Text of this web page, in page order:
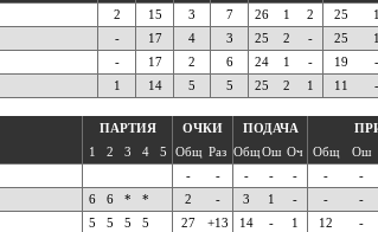
2 15 3 7 26 1 2 25 1
- 17 4 3 25 2 - 25 1
- 17 2 6 24 1 - 19 -
1 14 5 5 25 2 1 11 -
ПАРТИЯ ОЧКИ ПОДАЧА
1
2 3 4 5 Общ Раз ОбщОш Оч Общ Ош
- - - - - - -
6 6 * * 2 - 3 1 - - -
5 5 5 5 27 +13 14 - 1 12 -